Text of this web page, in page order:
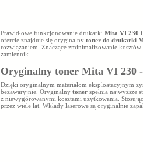
Prawidłowe funkcjonowanie drukarki Mita VI 230 i
ofercie znajduje się oryginalny toner do drukarki
rozwiązaniem. Znaczące zminimalizowanie
zamiennik.
Oryginalny toner Mita VI 230
Dzięki oryginalnym materiałom eksploatacyjnym
bezawaryjnie. Oryginalny toner spełnia najwyższe
z niewygórowanymi kosztami użytkowania.
przez wiele lat. Wkłady laserowe są oryginalnie